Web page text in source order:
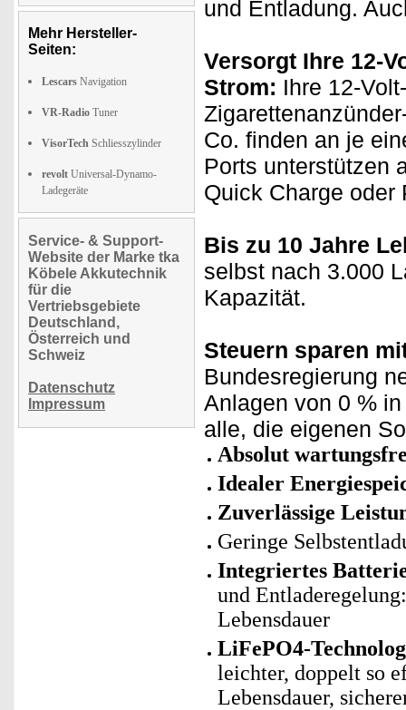
Mehr Hersteller-
Seiten:
Lescars Navigation
VR-Radio Tuner
VisorTech Schliesszylinder
revolt Universal-Dynamo-
Ladegeräte
Service- & Support-
Website der Marke tka
Köbele Akkutechnik
für die
Vertriebsgebiete
Deutschland,
Österreich und
Schweiz
Datenschutz
Impressum
und Entladung.
Versorgt Ihre 12-
Strom: Ihre 12-
Co. finden an je
Ports unterstützen
Quick Charge oder
Bis zu 10 Jahre
selbst nach 3.000
Kapazität.
Steuern sparen
Bundesregierung
Anlagen von 0 %
alle, die eigenen
Absolut
Idealer
Zuverlässige
Geringe
Integriertes
und
Lebensdauer
LiFePO4-
leichter, doppelt so
Lebensdauer,